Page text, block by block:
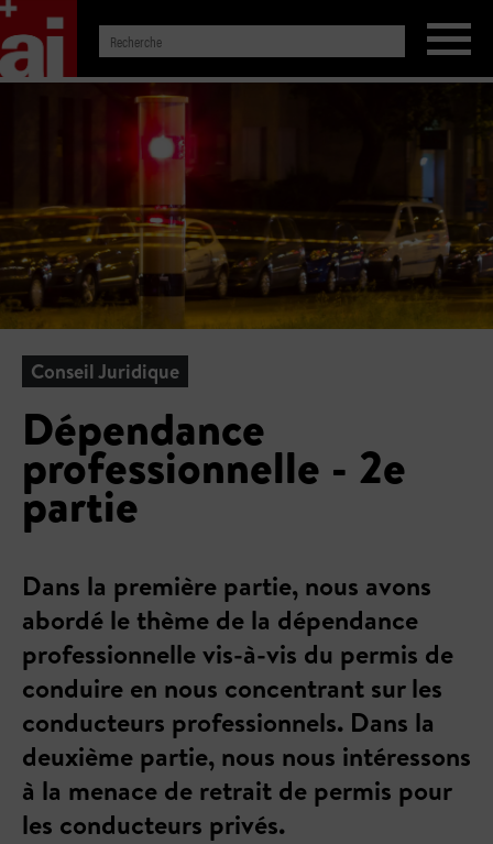
Conseil Juridique
Dépendance
professionnelle - 2e
partie
Dans la première partie, nous avons
abordé le thème de la dépendance
professionnelle vis-à-vis du permis de
conduire en nous concentrant sur les
conducteurs professionnels. Dans la
deuxième partie, nous nous intéressons
à la menace de retrait de permis pour
les conducteurs privés.